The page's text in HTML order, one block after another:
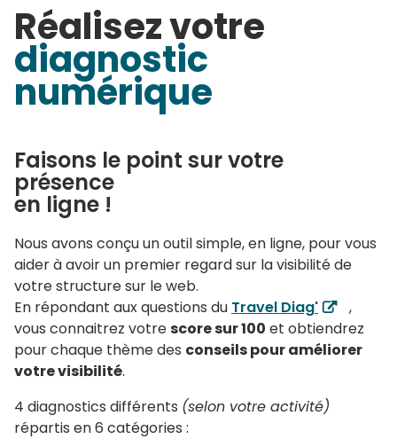
Réalisez votre
diagnostic
numérique
Faisons le point sur votre
présence
en ligne !
Nous avons conçu un outil simple, en ligne, pour vous
aider à avoir un premier regard sur la visibilité de
votre structure sur le web.
En répondant aux questions du Travel Diag'
,
vous connaitrez votrescore sur 100 et obtiendrez
pour chaque thème des conseils pour améliorer
votre visibilité.
4 diagnostics différents (selon votre activité)
répartis en 6 catégories :